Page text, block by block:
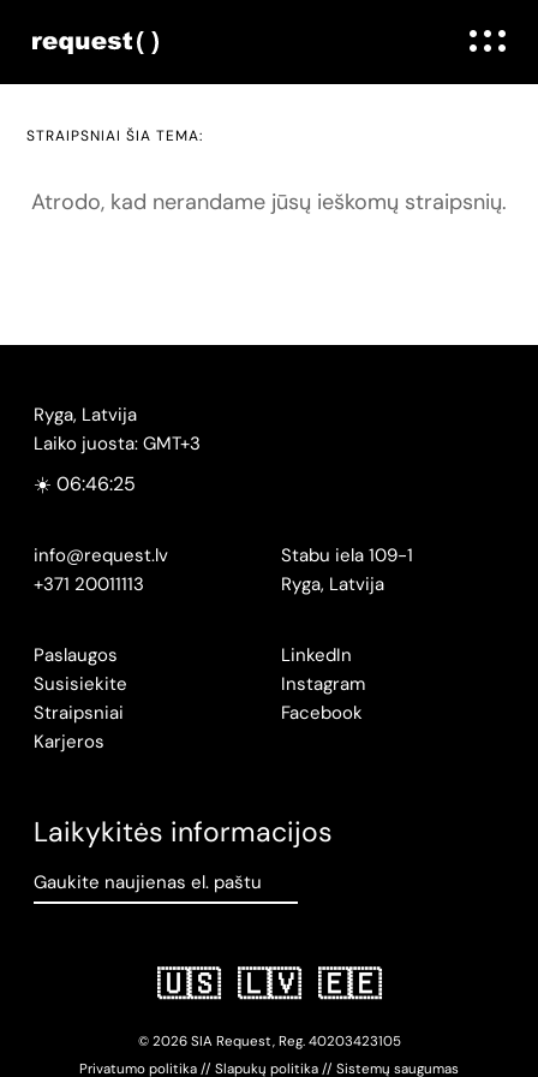
STRAIPSNIAI ŠIA TEMA:
Atrodo, kad nerandame jūsų ieškomų straipsnių.
Ryga, Latvija
Laiko juosta: GMT+3
☀️ 06:46:25
info@request.lv
+371 20011113
Stabu iela 109-1
Ryga, Latvija
Paslaugos
Susisiekite
Straipsniai
Karjeros
LinkedIn
Instagram
Facebook
Laikykitės informacijos
Gaukite naujienas el. paštu
🇺🇸 🇱🇻 🇪🇪
© 2026 SIA Request, Reg. 40203423105
Privatumo politika // Slapukų politika // Sistemų saugumas